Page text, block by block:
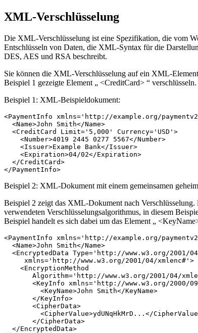
XML-Verschlüsselung
Die XML-Verschlüsselung ist eine Spezifikation, die vom
Entschlüsseln von Daten, die XML-Syntax für die
DES, AES und RSA beschreibt.
Sie können die XML-Verschlüsselung auf ein XML-
Beispiel 1 gezeigte Element „ <CreditCard> “ verschlüsseln.
Beispiel 1: XML-Beispieldokument:
<PaymentInfo xmlns='http://example.org/
  <Name>John Smith</Name>
  <CreditCard Limit='5,000' Currency='USD'>
    <Number>4019 2445 0277 5567</Number>
    <Issuer>Example Bank</Issuer>
    <Expiration>04/02</Expiration>
  </CreditCard>
Beispiel 2: XML-Dokument mit einem gemeinsamen
Beispiel 2 zeigt das XML-Dokument nach
verwendeten Verschlüsselungsalgorithmus, in diesem
Beispiel handelt es sich dabei um das Element „
<PaymentInfo xmlns='http://example.org/
  <Name>John Smith</Name>
<EncryptedData Type='http://www.w3.org/2001/
     xmlns='http://www.w3.org/2001/04/xmlenc#'>
    <EncryptionMethod
Algorithm='http://www.w3.org/2001/04/
<KeyInfo xmlns='http://www.w3.org/2000/
         <KeyName>John Smith</KeyName>
       </KeyInfo>
       <CipherData>
<CipherValue>ydUNqHkMrD...</
       </CipherData>
  </EncryptedData>